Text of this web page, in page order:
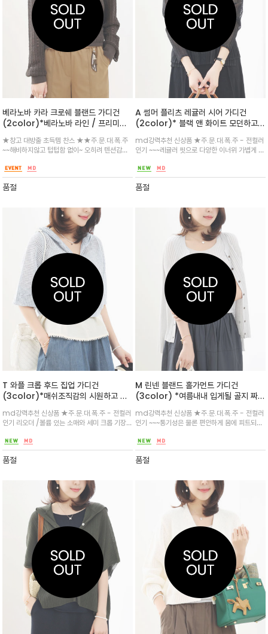
베라노바 카라 크로쉐 블랜드 가디건
(2color)*베라노바 라인 / 프리미엄
아일렛 디테일과 고급스러운 골드 버튼
이 조화를 이루는 크로쉐 스타일의 가디
건
★창고 대방출 초득템 찬스 ★★주.문.대.폭.주
~~해비하지않고 텁텁함 없이~ 오히려 텐션감있
^^ 터틀넥이나 원피스/ 셔츠위에 레이어드 하기
좋게 루즈하면서 여성스러운 소장템
품절
A 썸머 플리츠 레귤러 시어 가디건
(2color)* 블랙 앤 화이트 모던하고
느껴지는
md강력추천 신상품 ★주.문.대.폭.주 - 전컬러
인기 ~~~레귤러 핏으로 다양한 이너위 가볍게 걸
었습니다.동일 소재의 슬리브리스와 함께 앙상블
로 추천드려요^^
품절
T 와플 크롭 후드 집업 가디건
(3color)*매쉬조직감의 시원하고 모
던한 느낌의 후드크롭가디건
md강력추천 신상품 ★주.문.대.폭.주 - 전컬러
인기 리오더 /볼륨 있는 소매와 세미 크롭 기장으
으로 나시원피스 위에 입어주셔도 좋아요^^
품절
M 린넨 블랜드 홀가먼트 가디건
(3color) *여름내내 입게될 골지 짜임
시원한 소재 / 린넨블랜드의 신축성이
있는 리브드 짜임의 홀가먼트 가디건
md강력추천 신상품 ★주.문.대.폭.주 - 전컬러
인기 ~~~통기성은 물론 편안하게 몸에 피트되는
로 다양한 하의와 매치하여 활용 동일한 패턴과
소재의 슬리브리스니트와 함께 매치하여 앙상블
로 추천
품절